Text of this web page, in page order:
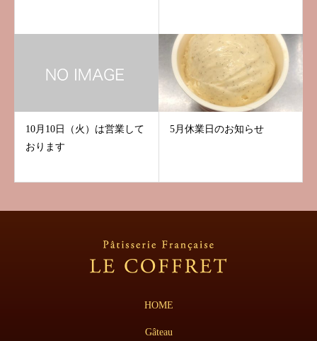
10月10日（火）は営業して
おります
5月休業日のお知らせ
HOME
Gâteau